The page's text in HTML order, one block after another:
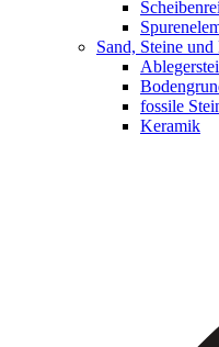
Sand, Steine
fossile
Keramik